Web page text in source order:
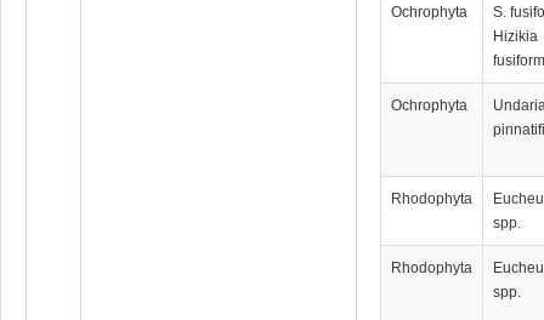
Ochrophyta
S.
Hizikia
Ochrophyta
Rhodophyta
spp.
Rhodophyta
spp.